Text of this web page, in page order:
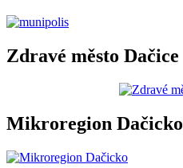
Zdravé město Dačice
Mikroregion Dačicko